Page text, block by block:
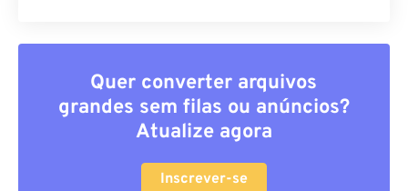
Quer converter arquivos
grandes sem filas ou anúncios?
Atualize agora
Inscrever-se